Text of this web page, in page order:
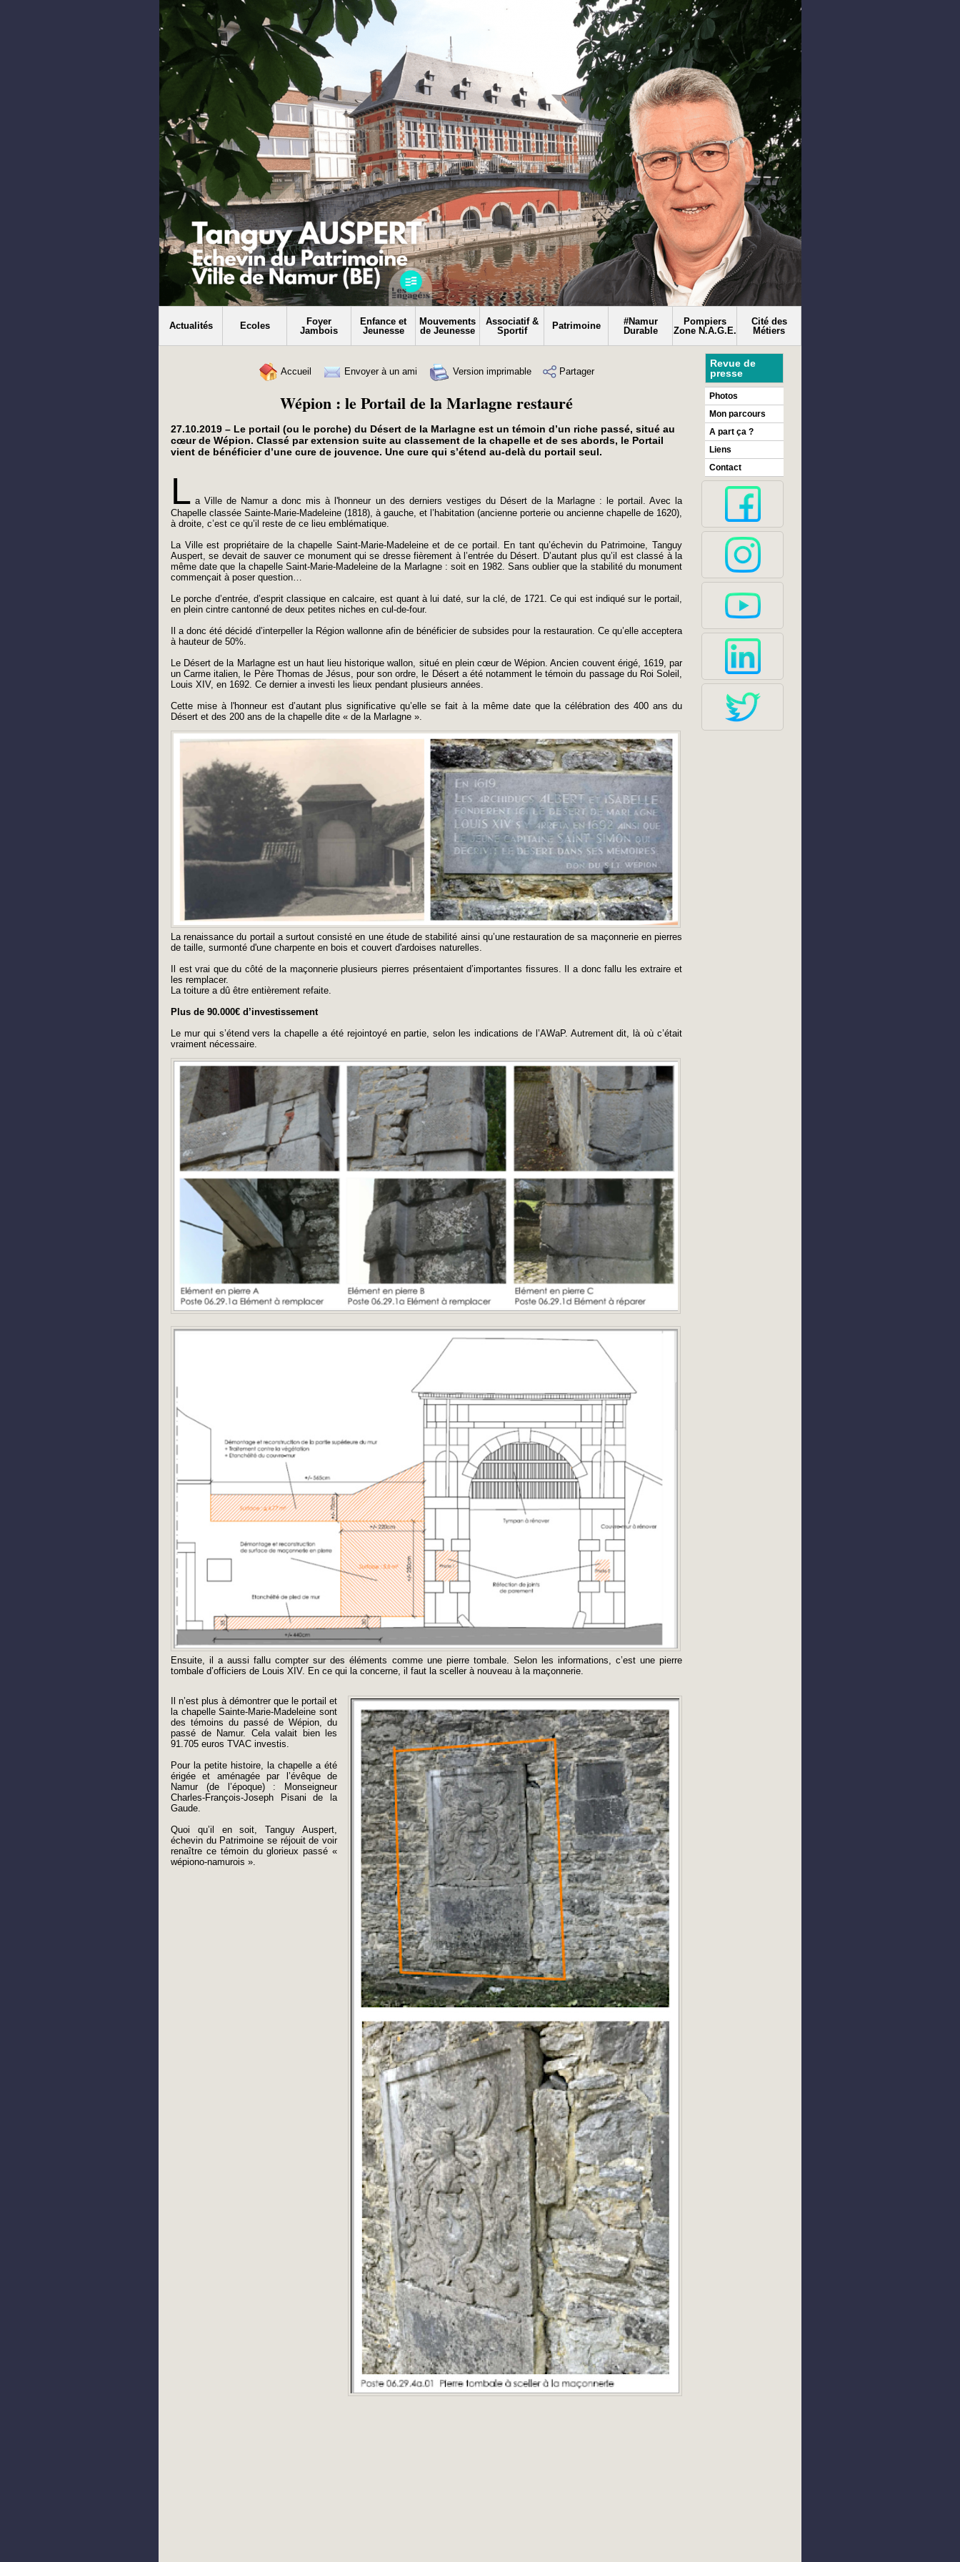
Actualités Ecoles
Foyer
Jambois
Enfance et
Jeunesse
Mouvements
de Jeunesse
Associatif &
Sportif
Patrimoine
#Namur
Durable
Pompiers
Zone N.A.G.E.
Cité des
Métiers
Accueil Envoyer à un ami Version imprimable Partager
Wépion : le Portail de la Marlagne restauré
27.10.2019 – Le portail (ou le porche) du Désert de la Marlagne est un témoin d’un riche passé, situé au
cœur de Wépion. Classé par extension suite au classement de la chapelle et de ses abords, le Portail
vient de bénéficier d’une cure de jouvence. Une cure qui s’étend au-delà du portail seul.
L a Ville de Namur a donc mis à l'honneur un des derniers vestiges du Désert de la Marlagne : le portail. Avec la
Chapelle classée Sainte-Marie-Madeleine (1818), à gauche, et l’habitation (ancienne porterie ou ancienne chapelle de 1620),
à droite, c’est ce qu’il reste de ce lieu emblématique.
La Ville est propriétaire de la chapelle Saint-Marie-Madeleine et de ce portail. En tant qu’échevin du Patrimoine, Tanguy
Auspert, se devait de sauver ce monument qui se dresse fièrement à l’entrée du Désert. D’autant plus qu’il est classé à la
même date que la chapelle Saint-Marie-Madeleine de la Marlagne : soit en 1982. Sans oublier que la stabilité du monument
commençait à poser question…
Le porche d’entrée, d’esprit classique en calcaire, est quant à lui daté, sur la clé, de 1721. Ce qui est indiqué sur le portail,
en plein cintre cantonné de deux petites niches en cul-de-four.
Il a donc été décidé d’interpeller la Région wallonne afin de bénéficier de subsides pour la restauration. Ce qu’elle acceptera
à hauteur de 50%.
Le Désert de la Marlagne est un haut lieu historique wallon, situé en plein cœur de Wépion. Ancien couvent érigé, 1619, par
un Carme italien, le Père Thomas de Jésus, pour son ordre, le Désert a été notamment le témoin du passage du Roi Soleil,
Louis XIV, en 1692. Ce dernier a investi les lieux pendant plusieurs années.
Cette mise à l'honneur est d’autant plus significative qu’elle se fait à la même date que la célébration des 400 ans du
Désert et des 200 ans de la chapelle dite « de la Marlagne ».
La renaissance du portail a surtout consisté en une étude de stabilité ainsi qu’une restauration de sa maçonnerie en pierres
de taille, surmonté d'une charpente en bois et couvert d'ardoises naturelles.
Il est vrai que du côté de la maçonnerie plusieurs pierres présentaient d’importantes fissures. Il a donc fallu les extraire et
les remplacer.
La toiture a dû être entièrement refaite.
Plus de 90.000€ d’investissement
Le mur qui s’étend vers la chapelle a été rejointoyé en partie, selon les indications de l’AWaP. Autrement dit, là où c’était
vraiment nécessaire.
Ensuite, il a aussi fallu compter sur des éléments comme une pierre tombale. Selon les informations, c’est une pierre
tombale d’officiers de Louis XIV. En ce qui la concerne, il faut la sceller à nouveau à la maçonnerie.
Il n’est plus à démontrer que le portail et
la chapelle Sainte-Marie-Madeleine sont
des témoins du passé de Wépion, du
passé de Namur. Cela valait bien les
91.705 euros TVAC investis.
Pour la petite histoire, la chapelle a été
érigée et aménagée par l’évêque de
Namur (de l’époque) : Monseigneur
Charles-François-Joseph Pisani de la
Gaude.
Quoi qu’il en soit, Tanguy Auspert,
échevin du Patrimoine se réjouit de voir
renaître ce témoin du glorieux passé «
wépiono-namurois ».
Revue de
presse
Photos
Mon parcours
A part ça ?
Liens
Contact